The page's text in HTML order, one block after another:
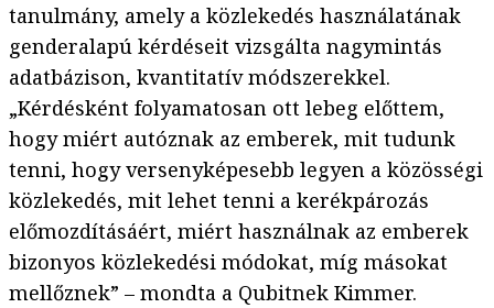
tanulmány, amely a közlekedés használatának
genderalapú kérdéseit vizsgálta nagymintás
adatbázison, kvantitatív módszerekkel.
„Kérdésként folyamatosan ott lebeg előttem,
hogy miért autóznak az emberek, mit tudunk
tenni, hogy versenyképesebb legyen a közösségi
közlekedés, mit lehet tenni a kerékpározás
előmozdításáért, miért használnak az emberek
bizonyos közlekedési módokat, míg másokat
mellőznek” – mondta a Qubitnek Kimmer.